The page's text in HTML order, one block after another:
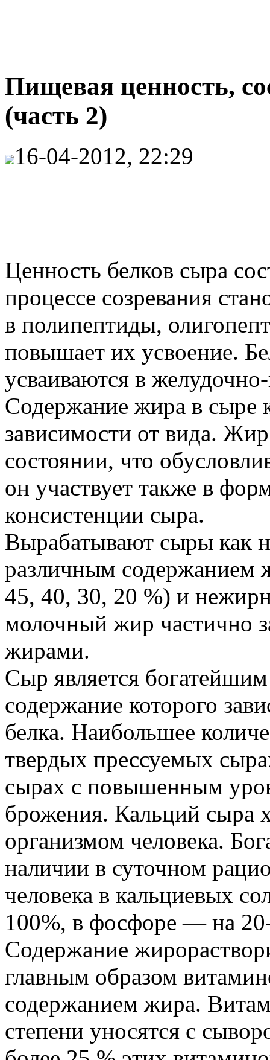
Пищевая ценность,
(часть 2)
16-04-2012, 22:29
Ценность белков сыра
процессе созревания
в полипептиды,
повышает их усвоение.
усваиваются в
Содержание жира в сыре
зависимости от вида.
состоянии, что
он участвует также в
консистенции сыра.
Вырабатывают сыры как
различным содержанием
45, 40, 30, 20 %) и
молочный жир частично
жирами.
Сыр является
содержание которого
белка. Наибольшее
твердых прессуемых
сырах с повышенным
брожения. Кальций сыра
организмом человека.
наличии в суточном
человека в кальциевых
100%, в фосфоре — на
Содержание
главным образом
содержанием жира.
степени уносятся с